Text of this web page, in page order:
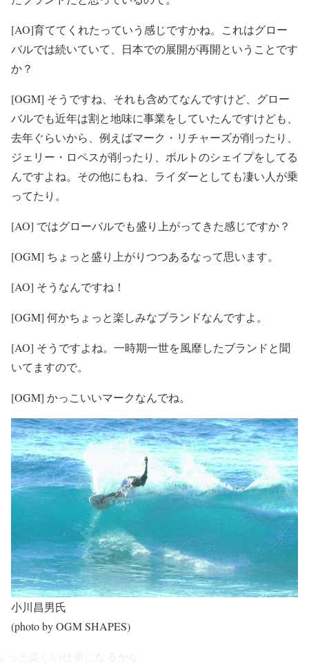
[AO]育ててくれたっていう感じですかね。これはグロー
バルでは続いていて、日本での展開が再開ということです
か？
[OGM] そうですね、それも含めてなんですけど、グロー
バルでも近年は割と地味に事業をしていたんですけども、
去年ぐらいから、例えばマーク・リチャーズが削ったり、
ジェリー・ロペスが削ったり、ボルトのシェイプをしてる
んですよね。その他にもね、ライダーとしても凄い人が乗
ってたり。
[AO] ではグローバルでも盛り上がってきた感じですか？
[OGM] ちょっと盛り上がりつつあるなって思います。
[AO] そうなんですね！
[OGM] 何かちょっと楽しみなブランドなんですよ。
[AO] そうですよね。一時期一世を風靡したブランドと聞
いてますので。
[OGM] かっこいいマークなんでね。
小川昌男氏
(photo by OGM SHAPES)